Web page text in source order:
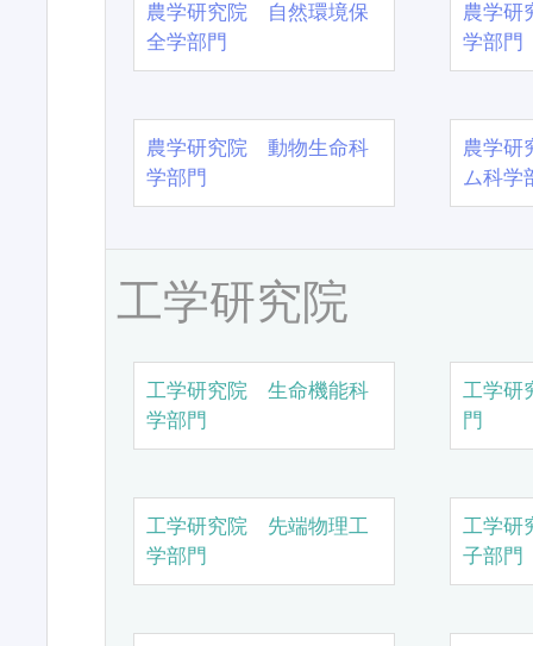
農学研究院 自然環境保
全学部門
農学
学部門
農学研究院 動物生命科
学部門
農学
ム科学
工学研究院
工学研究院 生命機能科
学部門
工学研
門
工学研究院 先端物理工
学部門
工学研
子部門